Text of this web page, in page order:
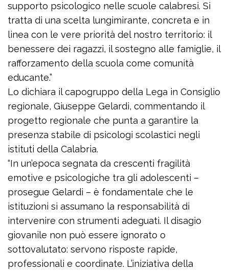
supporto psicologico nelle scuole calabresi. Si
tratta di una scelta lungimirante, concreta e in
linea con le vere priorità del nostro territorio: il
benessere dei ragazzi, il sostegno alle famiglie, il
rafforzamento della scuola come comunità
educante.”
Lo dichiara il capogruppo della Lega in Consiglio
regionale, Giuseppe Gelardi, commentando il
progetto regionale che punta a garantire la
presenza stabile di psicologi scolastici negli
istituti della Calabria.
“In un’epoca segnata da crescenti fragilità
emotive e psicologiche tra gli adolescenti –
prosegue Gelardi – è fondamentale che le
istituzioni si assumano la responsabilità di
intervenire con strumenti adeguati. Il disagio
giovanile non può essere ignorato o
sottovalutato: servono risposte rapide,
professionali e coordinate. L’iniziativa della